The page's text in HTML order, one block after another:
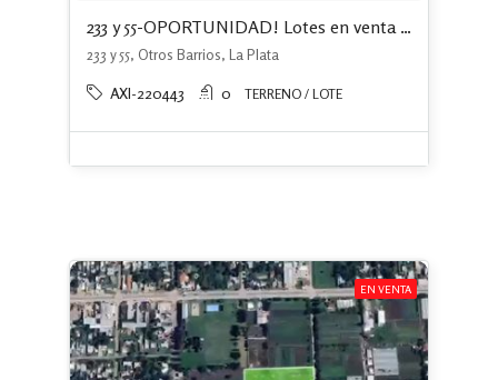
233 y 55-OPORTUNIDAD! Lotes en venta en Ángel Etcheverry, La Plata. Financiación
233 y 55, Otros Barrios, La Plata
AXI-220443 0 TERRENO / LOTE
EN VENTA